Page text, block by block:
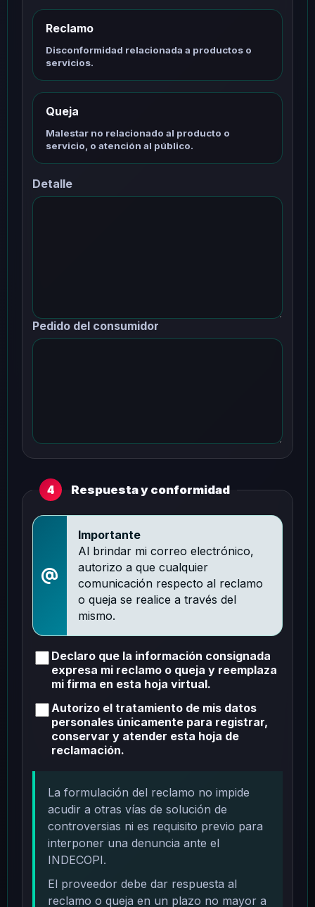
Reclamo
Disconformidad relacionada a productos o
servicios.
Queja
Malestar no relacionado al producto o
servicio, o atención al público.
Detalle
Pedido del consumidor
4 Respuesta y conformidad
Importante
Al brindar mi correo electrónico,
autorizo a que cualquier
comunicación respecto al reclamo
o queja se realice a través del
mismo.
Declaro que la información consignada
expresa mi reclamo o queja y reemplaza
mi firma en esta hoja virtual.
Autorizo el tratamiento de mis datos
personales únicamente para registrar,
conservar y atender esta hoja de
reclamación.
La formulación del reclamo no impide
acudir a otras vías de solución de
controversias ni es requisito previo para
interponer una denuncia ante el
INDECOPI.
El proveedor debe dar respuesta al
reclamo o queja en un plazo no mayor a